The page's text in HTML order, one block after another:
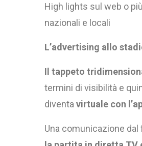
High lights sul web o
nazionali e locali
L’advertising allo
Il tappeto
termini di visibilità e
diventa virtuale con
Una comunicazione